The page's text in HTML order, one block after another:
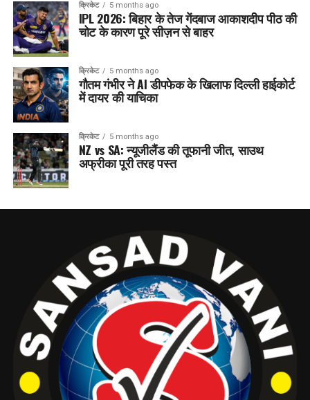
क्रिकेट 5 months ago
IPL 2026: बिहार के तेज गेंदबाज आकाशदीप पीठ की
चोट के कारण पूरे सीज़न से बाहर
क्रिकेट 5 months ago
गौतम गंभीर ने AI डीपफेक के खिलाफ दिल्ली हाईकोर्ट
में दायर की याचिका
क्रिकेट 5 months ago
NZ vs SA: न्यूजीलैंड की तूफानी जीत, साउथ
अफ्रीका पूरी तरह पस्त